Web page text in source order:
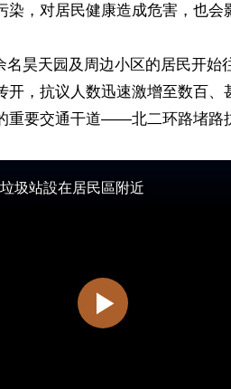
，对居民健康造成危害，也会
昊天园及周边小区的居民开始
开，抗议人数迅速激增至数百、
重要交通干道——北二环路堵路